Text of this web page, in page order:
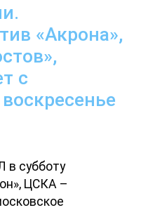
«Акрона»,
с
в субботу
ЦСКА –